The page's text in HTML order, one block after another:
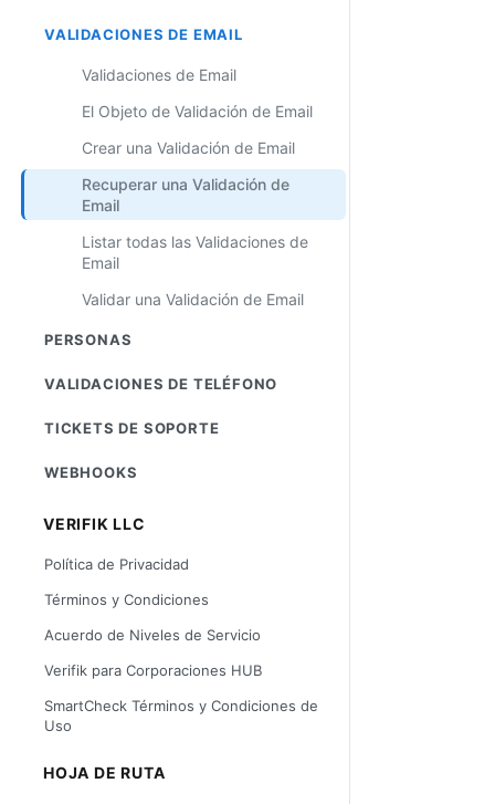
VALIDACIONES DE EMAIL
Validaciones de Email
El Objeto de Validación de Email
Crear una Validación de Email
Recuperar una Validación de
Email
Listar todas las Validaciones de
Email
Validar una Validación de Email
PERSONAS
VALIDACIONES DE TELÉFONO
TICKETS DE SOPORTE
WEBHOOKS
VERIFIK LLC
Política de Privacidad
Términos y Condiciones
Acuerdo de Niveles de Servicio
Verifik para Corporaciones HUB
SmartCheck Términos y Condiciones de
Uso
HOJA DE RUTA